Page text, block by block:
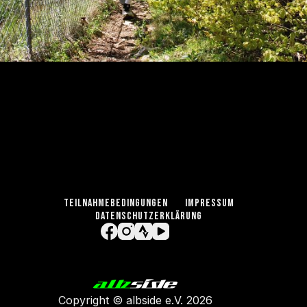
TEILNAHMEBEDINGUNGEN
IMPRESSUM
DATENSCHUTZERKLÄRUNG
Copyright © albside e.V. 2026